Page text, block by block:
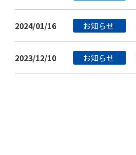
2024/01/16 お知らせ
2023/12/10 お知らせ